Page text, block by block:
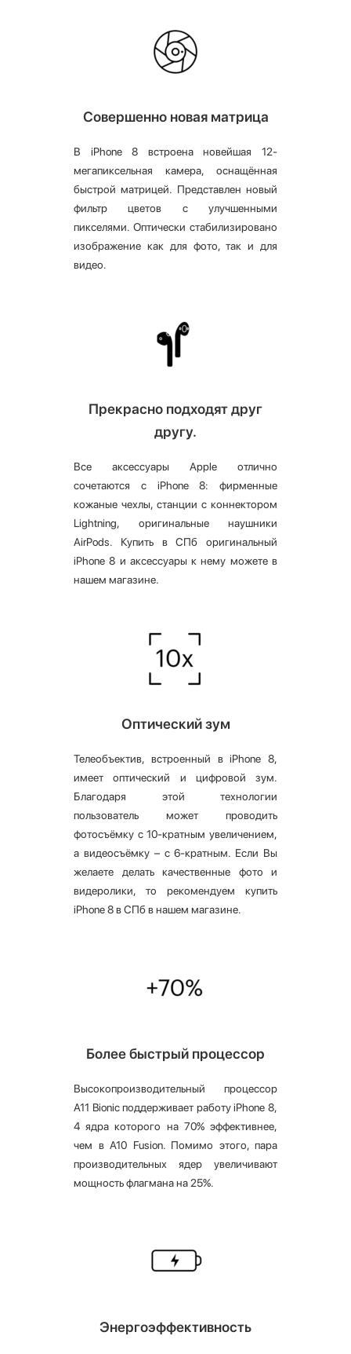
Совершенно новая матрица
В iPhone 8 встроена новейшая 12-
мегапиксельная камера, оснащённая
быстрой матрицей. Представлен новый
фильтр цветов с улучшенными
пикселями. Оптически стабилизировано
изображение как для фото, так и для
видео.
Прекрасно подходят друг
другу.
Все аксессуары Apple отлично
сочетаются с iPhone 8: фирменные
кожаные чехлы, станции с коннектором
Lightning, оригинальные наушники
AirPods. Купить в СПб оригинальный
iPhone 8 и аксессуары к нему можете в
нашем магазине.
Оптический зум
Телеобъектив, встроенный в iPhone 8,
имеет оптический и цифровой зум.
Благодаря этой технологии
пользователь может проводить
фотосъёмку с 10-кратным увеличением,
а видеосъёмку – с 6-кратным. Если Вы
желаете делать качественные фото и
видеролики, то рекомендуем купить
iPhone 8 в СПб в нашем магазине.
Более быстрый процессор
Высокопроизводительный процессор
A11 Bionic поддерживает работу iPhone 8,
4 ядра которого на 70% эффективнее,
чем в A10 Fusion. Помимо этого, пара
производительных ядер увеличивают
мощность флагмана на 25%.
Энергоэффективность